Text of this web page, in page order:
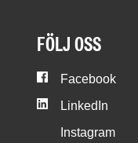
FÖLJ OSS
Facebook
LinkedIn
Instagram